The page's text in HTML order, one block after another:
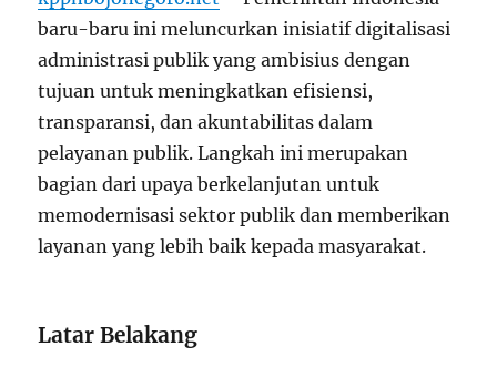
baru-baru ini meluncurkan inisiatif digitalisasi
administrasi publik yang ambisius dengan
tujuan untuk meningkatkan efisiensi,
transparansi, dan akuntabilitas dalam
pelayanan publik. Langkah ini merupakan
bagian dari upaya berkelanjutan untuk
memodernisasi sektor publik dan memberikan
layanan yang lebih baik kepada masyarakat.
Latar Belakang